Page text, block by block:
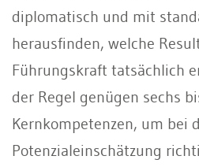
diplomatisch und mit
herausfinden, welche
Führungskraft tatsächlich
der Regel genügen sechs
Kernkompetenzen, um bei
Potenzialeinschätzung